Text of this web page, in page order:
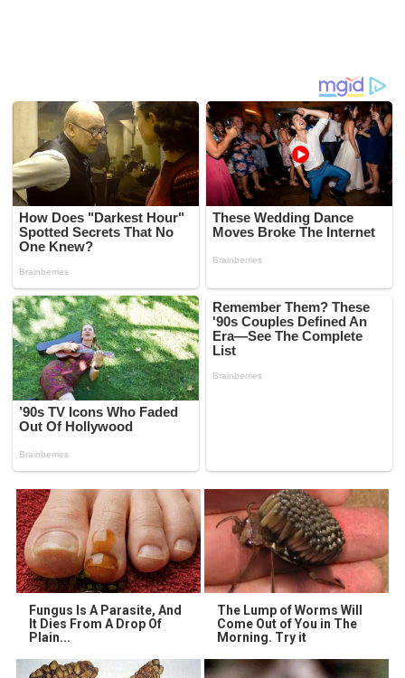
Fungus Is A Parasite, And
It Dies From A Drop Of
Plain...
The Lump of Worms Will
Come Out of You in The
Morning. Try it